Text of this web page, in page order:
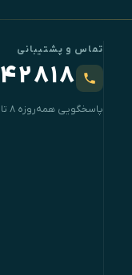
تماس و پشتیبانی
۴۲۸۱۸
پاسخگویی همه‌روزه ۸ تا ۲۴